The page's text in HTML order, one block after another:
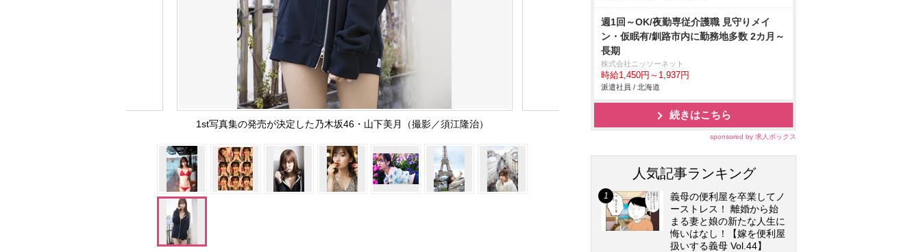
1st写真集の発売が決定した乃木坂46・山下美月（撮影／須江隆治）
週1回～OK/夜勤専従介護職 見守りメイ
ン・仮眠有/釧路市内に勤務地多数 2カ月～
長期
株式会社ニッソーネット
時給1,450円～1,937円
派遣社員 / 北海道
続きはこちら
sponsored by 求人ボックス
人気記事ランキング
義母の便利屋を卒業してノ
ーストレス！ 離婚から始
まる妻と娘の新たな人生に
悔いはなし！【嫁を便利屋
扱いする義母 Vol.44】